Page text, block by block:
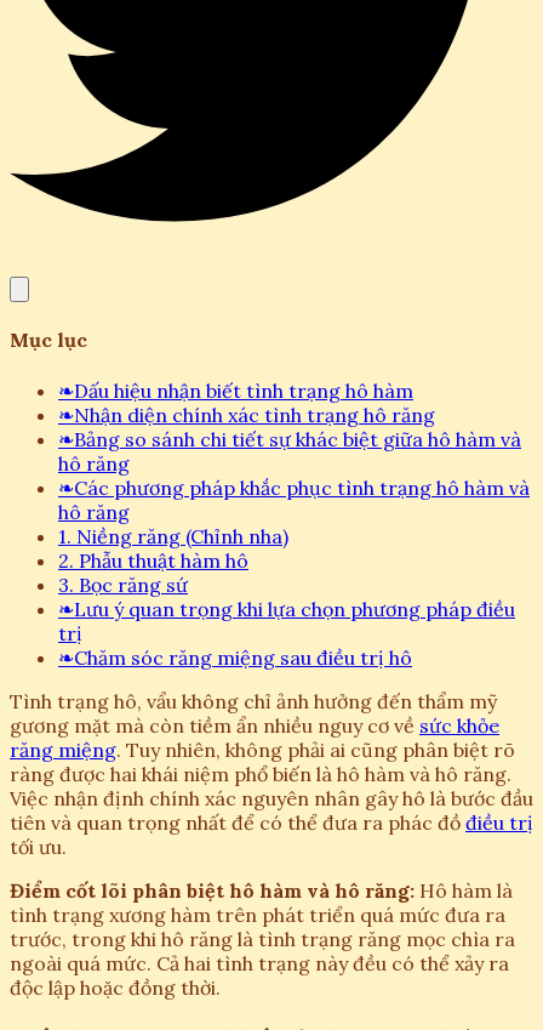
Mục lục
❧Dấu hiệu nhận biết tình trạng hô hàm
❧Nhận diện chính xác tình trạng hô răng
❧Bảng so sánh chi tiết sự khác biệt giữa hô hàm và
hô răng
❧Các phương pháp khắc phục tình trạng hô hàm và
hô răng
1. Niềng răng (Chỉnh nha)
2. Phẫu thuật hàm hô
3. Bọc răng sứ
❧Lưu ý quan trọng khi lựa chọn phương pháp điều
trị
❧Chăm sóc răng miệng sau điều trị hô
Tình trạng hô, vẩu không chỉ ảnh hưởng đến thẩm mỹ
gương mặt mà còn tiềm ẩn nhiều nguy cơ về sức khỏe
răng miệng. Tuy nhiên, không phải ai cũng phân biệt rõ
ràng được hai khái niệm phổ biến là hô hàm và hô răng.
Việc nhận định chính xác nguyên nhân gây hô là bước đầu
tiên và quan trọng nhất để có thể đưa ra phác đồ điều trị
tối ưu.
Điểm cốt lõi phân biệt hô hàm và hô răng: Hô hàm là
tình trạng xương hàm trên phát triển quá mức đưa ra
trước, trong khi hô răng là tình trạng răng mọc chìa ra
ngoài quá mức. Cả hai tình trạng này đều có thể xảy ra
độc lập hoặc đồng thời.